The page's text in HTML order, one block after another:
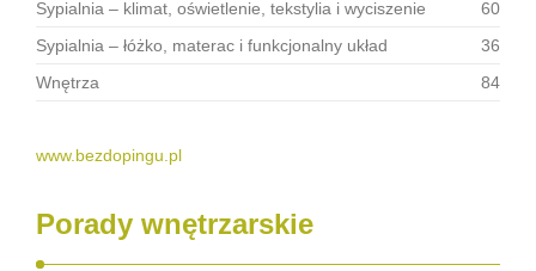
Sypialnia – klimat, oświetlenie, tekstylia i wyciszenie
60
Sypialnia – łóżko, materac i funkcjonalny układ
36
Wnętrza
84
www.bezdopingu.pl
Porady wnętrzarskie